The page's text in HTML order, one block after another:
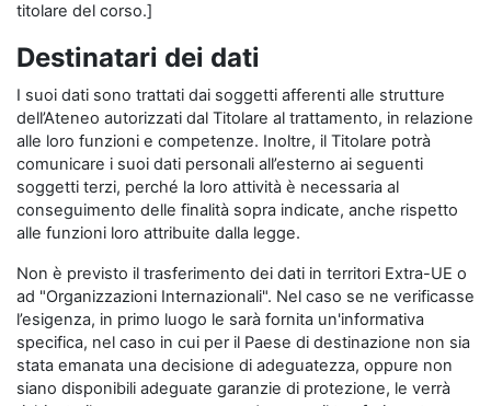
titolare del corso.]
Destinatari dei dati
I suoi dati sono trattati dai soggetti afferenti alle strutture
dell’Ateneo autorizzati dal Titolare al trattamento, in relazione
alle loro funzioni e competenze. Inoltre, il Titolare potrà
comunicare i suoi dati personali all’esterno ai seguenti
soggetti terzi, perché la loro attività è necessaria al
conseguimento delle finalità sopra indicate, anche rispetto
alle funzioni loro attribuite dalla legge.
Non è previsto il trasferimento dei dati in territori Extra-UE o
ad "Organizzazioni Internazionali". Nel caso se ne verificasse
l’esigenza, in primo luogo le sarà fornita un'informativa
specifica, nel caso in cui per il Paese di destinazione non sia
stata emanata una decisione di adeguatezza, oppure non
siano disponibili adeguate garanzie di protezione, le verrà